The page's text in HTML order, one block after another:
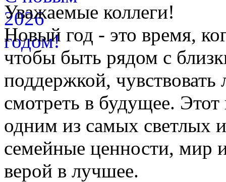
Уважаемые коллеги!
Новый год - это время,
чтобы быть рядом с
поддержкой,
смотреть в будущее. Этот
одним из самых светлых
семейные ценности, мир
верой в лучшее.